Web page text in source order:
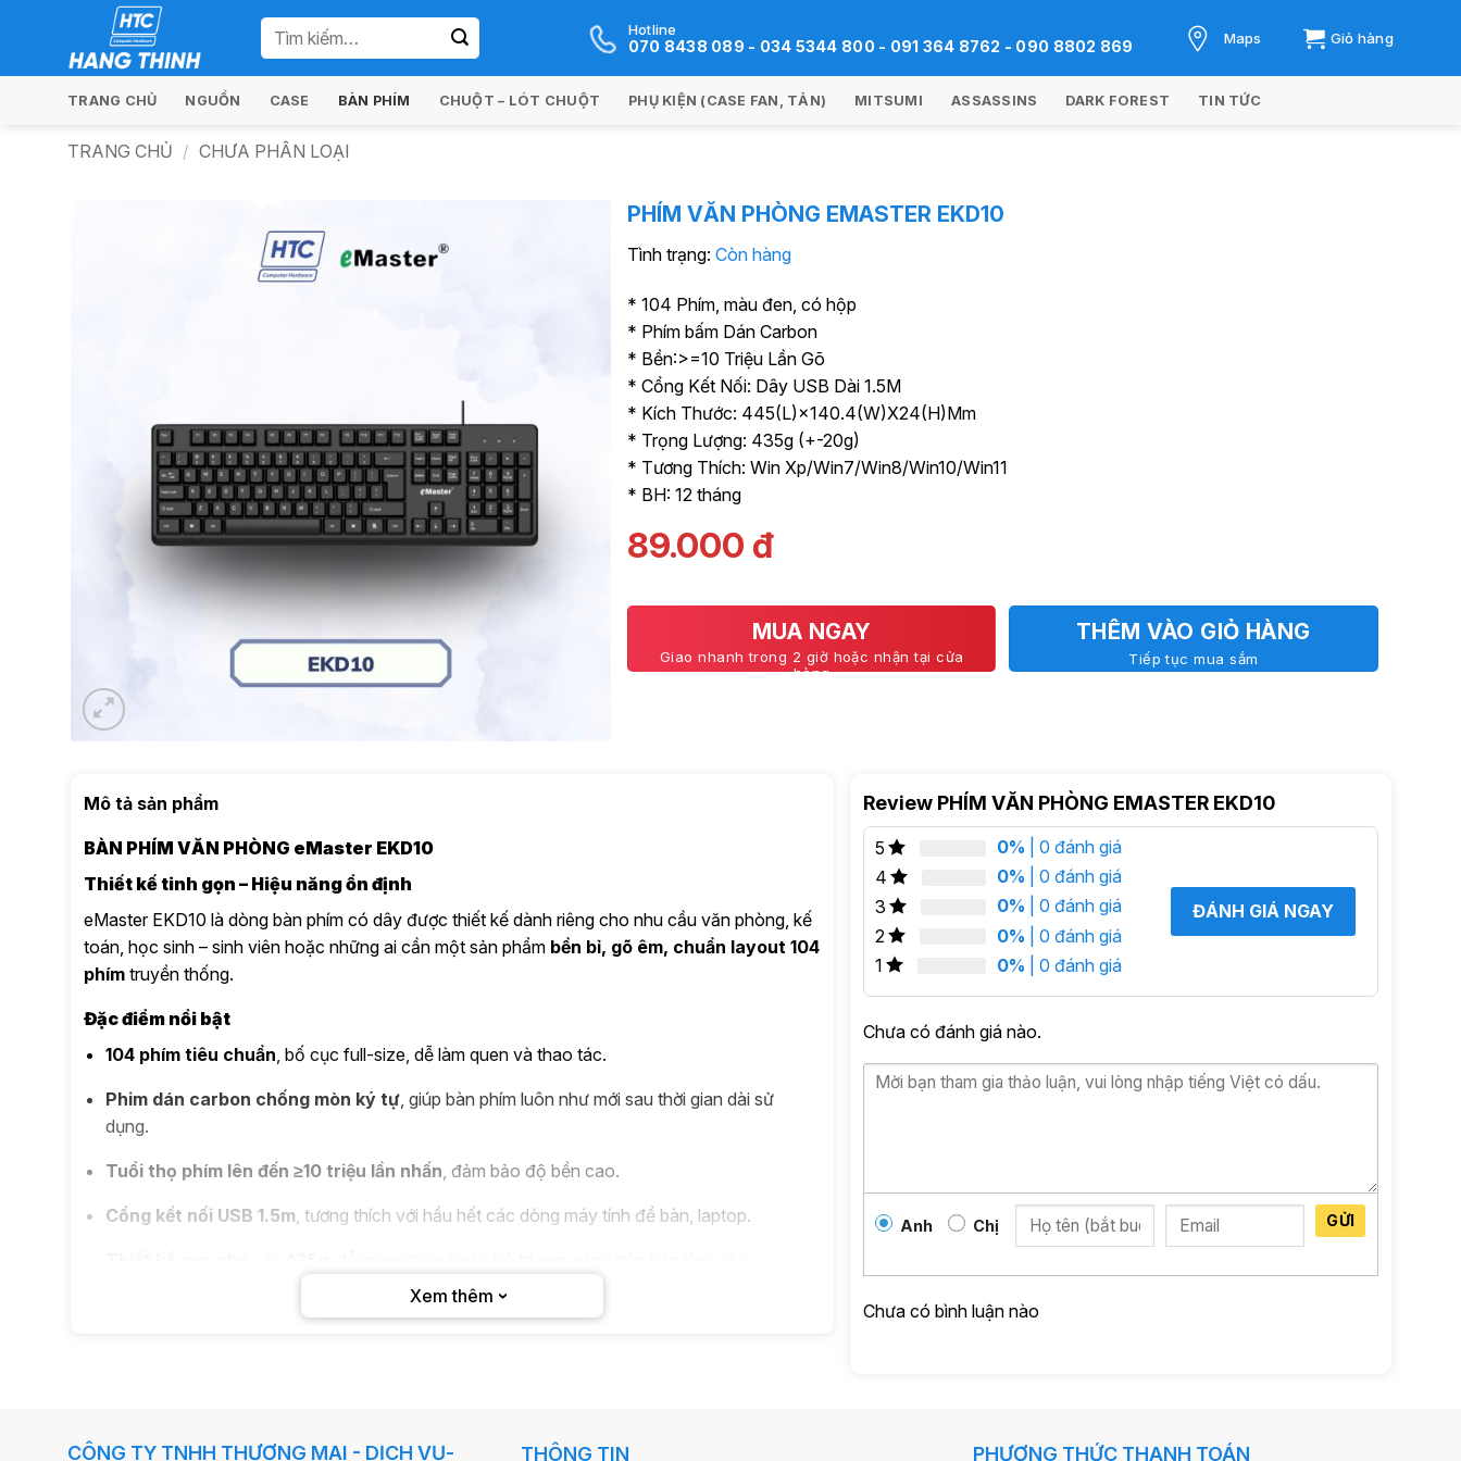
Tìm
kiếm:
Hotline
070 8438 089 - 034 5344 800 - 091 364 8762 - 090 8802 869 Maps Giỏ hàng
TRANG CHỦ NGUỒN CASE BÀN PHÍM CHUỘT – LÓT CHUỘT PHỤ KIỆN (CASE FAN, TẢN) MITSUMI ASSASSINS DARK FOREST TIN TỨC
TRANG CHỦ / CHƯA PHÂN LOẠI
PHÍM VĂN PHÒNG EMASTER EKD10
Tình trạng: Còn hàng
* 104 Phím, màu đen, có hộp
* Phím bấm Dán Carbon
* Bền:>=10 Triệu Lần Gõ
* Cổng Kết Nối: Dây USB Dài 1.5M
* Kích Thước: 445(L)×140.4(W)X24(H)Mm
* Trọng Lượng: 435g (+-20g)
* Tương Thích: Win Xp/Win7/Win8/Win10/Win11
* BH: 12 tháng
89.000 đ
MUA NGAY
Giao nhanh trong 2 giờ hoặc nhận tại cửa
hàng
THÊM VÀO GIỎ HÀNG
Tiếp tục mua sắm
Mô tả sản phẩm
BÀN PHÍM VĂN PHÒNG eMaster EKD10
Thiết kế tinh gọn – Hiệu năng ổn định
eMaster EKD10 là dòng bàn phím có dây được thiết kế dành riêng cho nhu cầu văn phòng, kế
toán, học sinh – sinh viên hoặc những ai cần một sản phẩm bền bỉ, gõ êm, chuẩn layout 104
phímtruyền thống.
Đặc điểm nổi bật
104 phím tiêu chuẩn , bố cục full-size, dễ làm quen và thao tác.
Phim dán carbon chống mòn ký tự , giúp bàn phím luôn như mới sau thời gian dài sử
dụng.
Tuổi thọ phím lên đến ≥10 triệu lần nhấn , đảm bảo độ bền cao.
Cổng kết nối USB 1.5m , tương thích với hầu hết các dòng máy tính để bàn, laptop.
Windows XP / 7 / 8 / 10 / 11.
Xem thêm
Review PHÍM VĂN PHÒNG EMASTER EKD10
5 0% | 0 đánh giá
4
0% | 0 đánh giá
3
0% | 0 đánh giá
2
0% | 0 đánh giá
1
0% | 0 đánh giá
ĐÁNH GIÁ NGAY
Chưa có đánh giá nào.
Anh Chị GỬI
Chưa có bình luận nào
CÔNG TY TNHH THƯƠNG MẠI - DỊCH VỤ- THÔNG TIN PHƯƠNG THỨC THANH TOÁN